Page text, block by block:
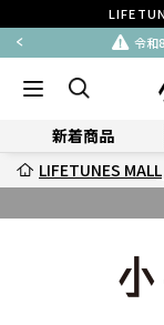
令和
新着商品
LIFETUNES MALL